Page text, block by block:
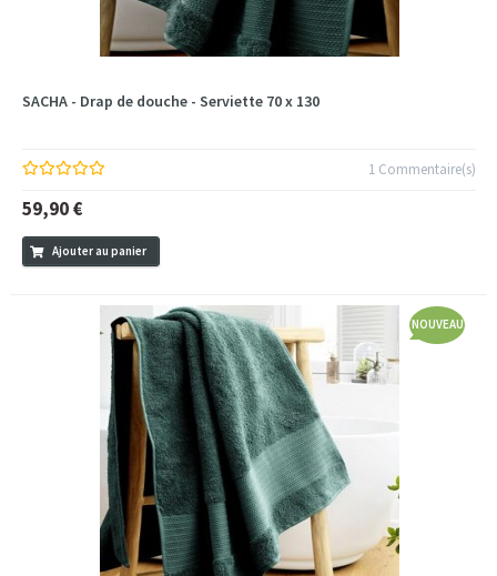
SACHA - Drap de douche - Serviette 70 x 130
1 Commentaire(s)
59,90 €
Ajouter au panier
NOUVEAU